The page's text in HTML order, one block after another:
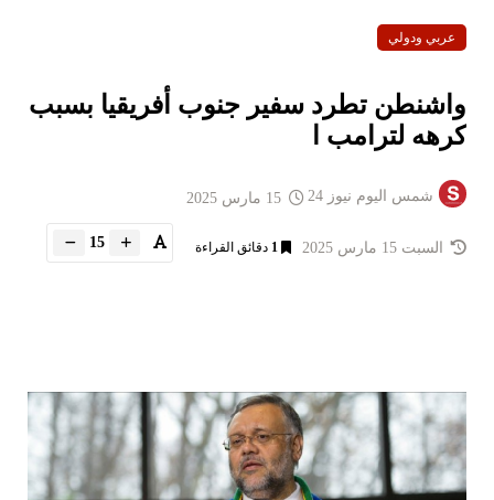
عربي ودولي
واشنطن تطرد سفير جنوب أفريقيا بسبب
كرهه لترامب ا
شمس اليوم نيوز 24
السبت 15 مارس 2025 1 دقائق القراءة 15